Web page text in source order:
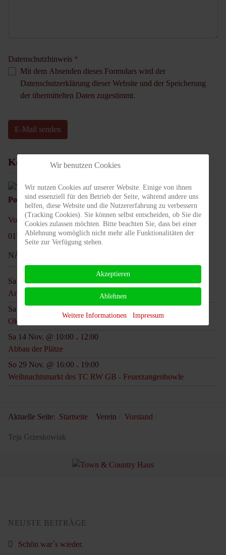
Datenschutzhinweis *
Mit dem Absenden dieses Formulars wird der
Datenschutzerklärung dieser Website und der Speicherung
der übermittelten Daten zugestimmt.
E-Mail senden
Kontakt
Position: 1. Vorsitzender
Vorstand@tc-rotweiss-grossbeeren.de
0172 3908328
NÄCHSTE TERMINE
Sa 05 Sep. @ 09:00 -
Arbeitseinsatz
Sa 17 Okt. @ 13:00
Oktoberfest
Sa 14 Nov. @ 10:00 - 12:00
Abbau der Plätze
So 29 Nov. @ 16:00 - 19:00
Weihnachtsmarkt des TC RW GB - Feuerzangenbowle
Aktuelle Seite: Startseite Verein Vorstand
Teja Grzeskowiak
NEUSTE BEITRÄGE
Schön war´s wieder.
Wir benutzen Cookies
Wir nutzen Cookies auf unserer Website. Einige von ihnen
sind essenziell für den Betrieb der Seite, während andere uns
helfen, diese Website und die Nutzererfahrung zu verbessern
(Tracking Cookies). Sie können selbst entscheiden, ob Sie die
Cookies zulassen möchten. Bitte beachten Sie, dass bei einer
Ablehnung womöglich nicht mehr alle Funktionalitäten der
Seite zur Verfügung stehen.
Akzeptieren
Ablehnen
Weitere Informationen Impressum